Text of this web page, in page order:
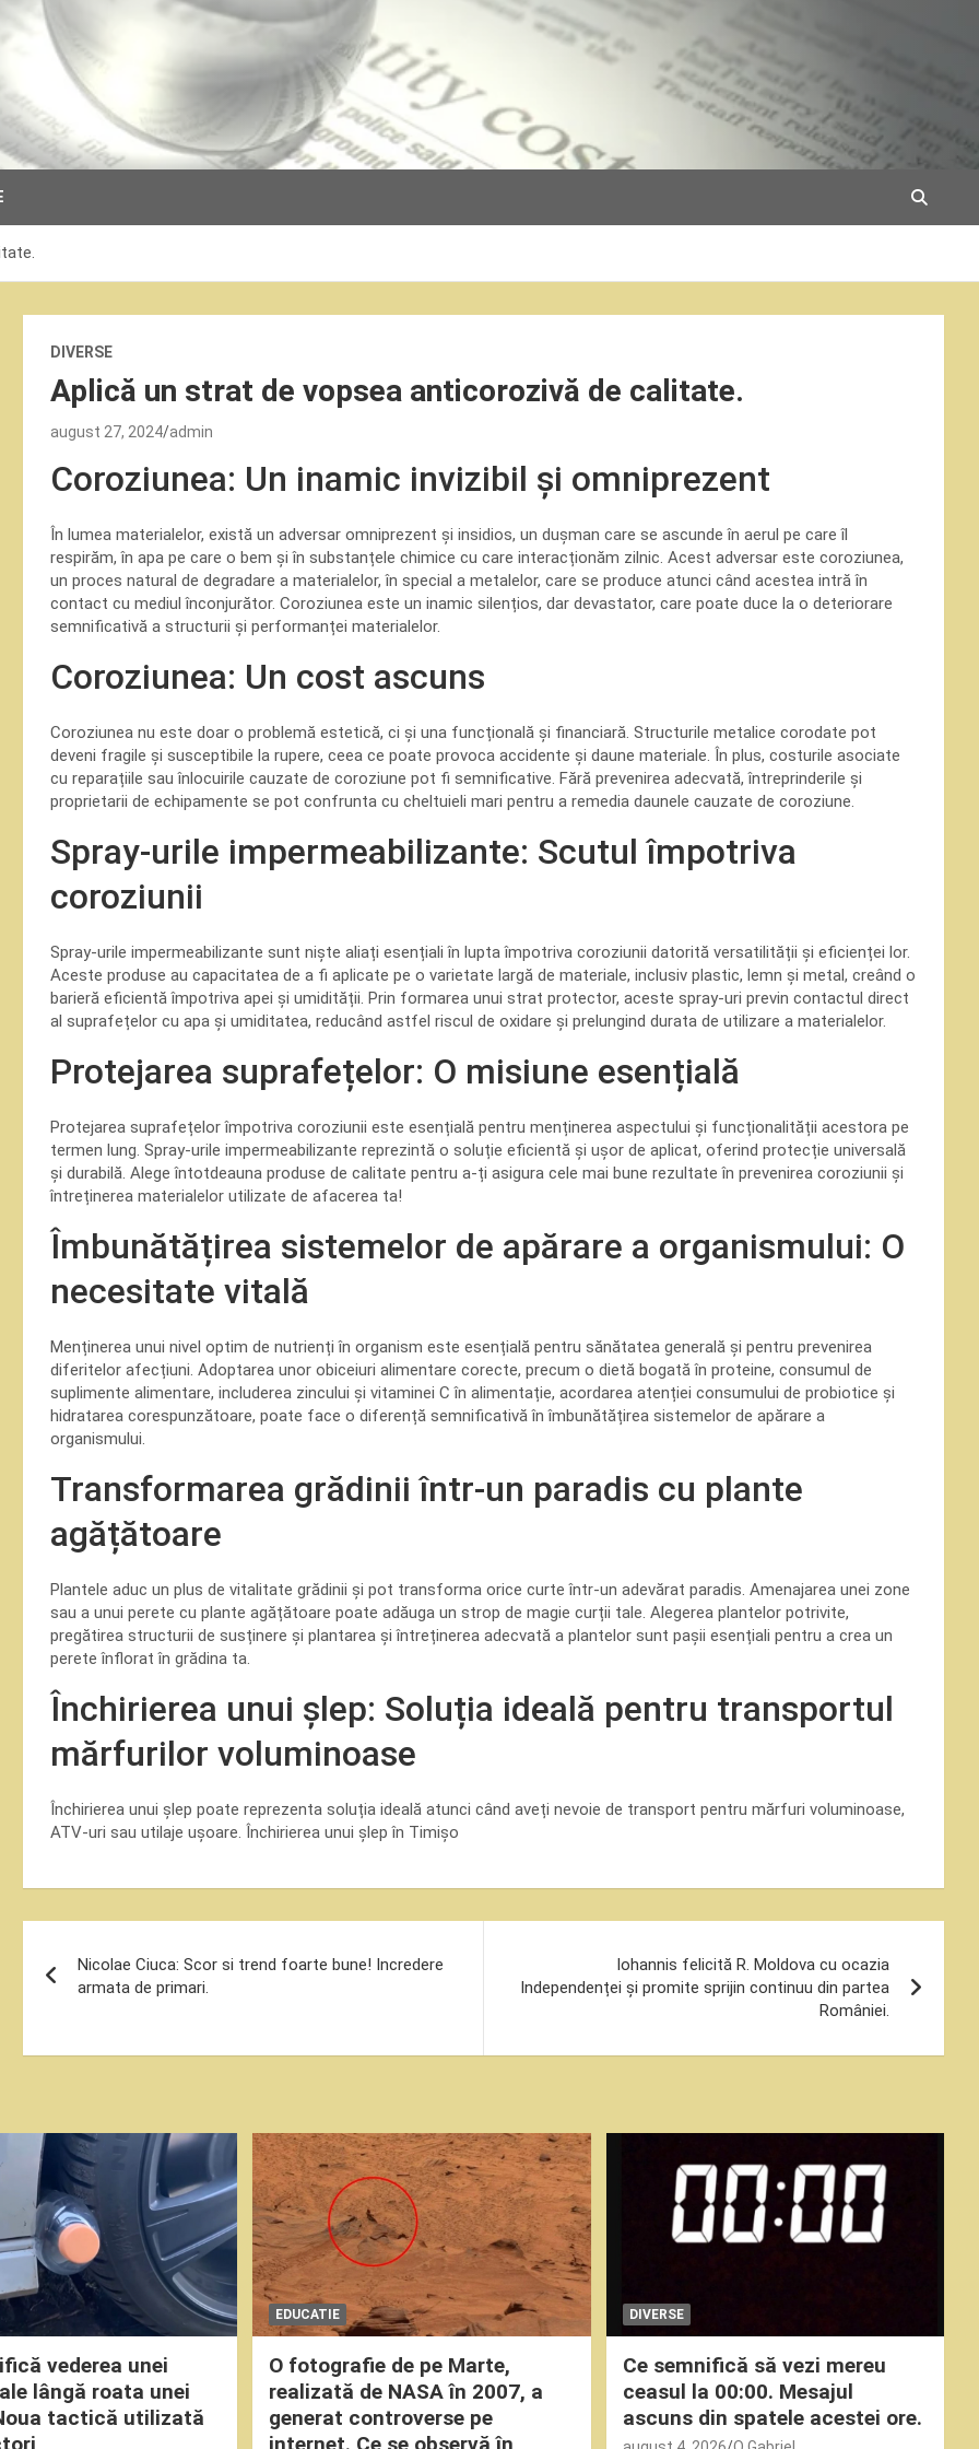
DIVERSE
Aplică un strat de vopsea anticorozivă de calitate.
august 27, 2024 admin
Coroziunea: Un inamic invizibil și omniprezent
În lumea materialelor, există un adversar omniprezent și insidios, un dușman care se ascunde în aerul pe care îl
respirăm, în apa pe care o bem și în substanțele chimice cu care interacționăm zilnic. Acest adversar este coroziunea,
un proces natural de degradare a materialelor, în special a metalelor, care se produce atunci când acestea intră în
contact cu mediul înconjurător. Coroziunea este un inamic silențios, dar devastator, care poate duce la o deteriorare
semnificativă a structurii și performanței materialelor.
Coroziunea: Un cost ascuns
Coroziunea nu este doar o problemă estetică, ci și una funcțională și financiară. Structurile metalice corodate pot
deveni fragile și susceptibile la rupere, ceea ce poate provoca accidente și daune materiale. În plus, costurile asociate
cu reparațiile sau înlocuirile cauzate de coroziune pot fi semnificative. Fără prevenirea adecvată, întreprinderile și
proprietarii de echipamente se pot confrunta cu cheltuieli mari pentru a remedia daunele cauzate de coroziune.
Spray-urile impermeabilizante: Scutul împotriva
coroziunii
Spray-urile impermeabilizante sunt niște aliați esențiali în lupta împotriva coroziunii datorită versatilității și eficienței lor.
Aceste produse au capacitatea de a fi aplicate pe o varietate largă de materiale, inclusiv plastic, lemn și metal, creând o
barieră eficientă împotriva apei și umidității. Prin formarea unui strat protector, aceste spray-uri previn contactul direct
al suprafețelor cu apa și umiditatea, reducând astfel riscul de oxidare și prelungind durata de utilizare a materialelor.
Protejarea suprafețelor: O misiune esențială
Protejarea suprafețelor împotriva coroziunii este esențială pentru menținerea aspectului și funcționalității acestora pe
termen lung. Spray-urile impermeabilizante reprezintă o soluție eficientă și ușor de aplicat, oferind protecție universală
și durabilă. Alege întotdeauna produse de calitate pentru a-ți asigura cele mai bune rezultate în prevenirea coroziunii și
întreținerea materialelor utilizate de afacerea ta!
Îmbunătățirea sistemelor de apărare a organismului: O
necesitate vitală
Menținerea unui nivel optim de nutrienți în organism este esențială pentru sănătatea generală și pentru prevenirea
diferitelor afecțiuni. Adoptarea unor obiceiuri alimentare corecte, precum o dietă bogată în proteine, consumul de
suplimente alimentare, includerea zincului și vitaminei C în alimentație, acordarea atenției consumului de probiotice și
hidratarea corespunzătoare, poate face o diferență semnificativă în îmbunătățirea sistemelor de apărare a
organismului.
Transformarea grădinii într-un paradis cu plante
agățătoare
Plantele aduc un plus de vitalitate grădinii și pot transforma orice curte într-un adevărat paradis. Amenajarea unei zone
sau a unui perete cu plante agățătoare poate adăuga un strop de magie curții tale. Alegerea plantelor potrivite,
pregătirea structurii de susținere și plantarea și întreținerea adecvată a plantelor sunt pașii esențiali pentru a crea un
perete înflorat în grădina ta.
Închirierea unui șlep: Soluția ideală pentru transportul
mărfurilor voluminoase
Închirierea unui șlep poate reprezenta soluția ideală atunci când aveți nevoie de transport pentru mărfuri voluminoase,
ATV-uri sau utilaje ușoare. Închirierea unui șlep în Timișo
în
Nicolae Ciuca: Scor si trend foarte bune! Incredere
armata de primari.
Iohannis felicită R. Moldova cu ocazia
Independenței și promite sprijin continuu din partea
României.
vederea unei
lângă roata unei
tactică utilizată
EDUCATIE
O fotografie de pe Marte,
realizată de NASA în 2007, a
generat controverse pe
internet. Ce se observă în
DIVERSE
Ce semnifică să vezi mereu
ceasul la 00:00. Mesajul
ascuns din spatele acestei ore.